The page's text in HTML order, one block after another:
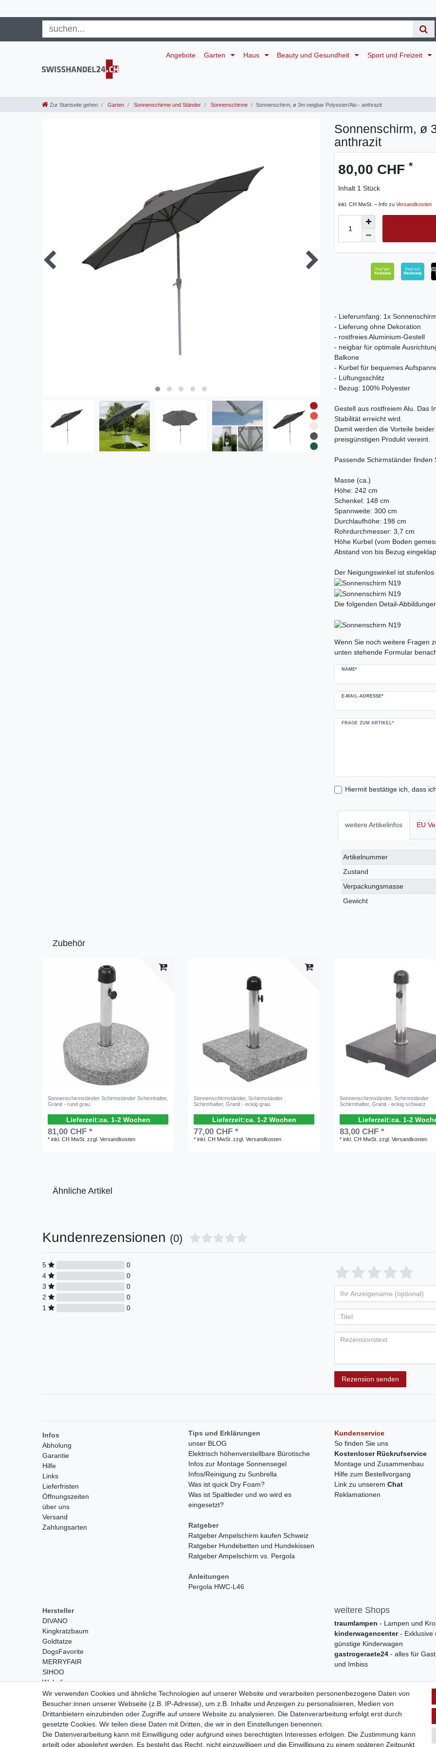
Angebote Garten Haus Beauty und Gesundheit Sport und Freizeit
Zur Startseite gehen Garten Sonnenschirme und Ständer Sonnenschirme Sonnenschirm, ø 3m neigbar Polyester/Alu - anthrazit
Sonnenschirm, ø
anthrazit
80,00 CHF *
Inhalt 1 Stück
inkl. CH MwSt. – Info zu Versandkosten
- Lieferumfang: 1x
- Lieferung ohne Dekoration
- rostfreies Aluminium-Gestell
- neigbar für optimale
Balkone
- Kurbel für bequemes
- Lüftungsschlitz
- Bezug: 100% Polyester
Gestell aus rostfreiem Alu. Das
Stabilität erreicht wird.
Damit werden die Vorteile
preisgünstigen Produkt vereint.
Passende Schirmständer
Masse (ca.)
Höhe: 242 cm
Schenkel: 148 cm
Spannweite: 300 cm
Durchlaufhöhe: 198 cm
Rohrdurchmesser: 3,7 cm
Höhe Kurbel (vom Boden
Abstand von bis Bezug
Der Neigungswinkel ist
Die folgenden Detail-
Wenn Sie noch weitere Fragen
unten stehende Formular
NAME*
E-MAIL-ADRESSE*
FRAGE ZUM ARTIKEL*
Hiermit bestätige ich, dass
weitere Artikelinfos EU
Technisches
Merkmal
Wert
Artikelnummer
Zustand
Verpackungsmasse
Gewicht
Zubehör
Sonnenschirmständer Schirmständer Schirmhalter,
Granit - rund grau
ca. 1-2 Wochen
81,00 CHF *
*inkl. CH MwSt. zzgl.Versandkosten
Sonnenschirmständer, Schirmständer
Schirmhalter, Granit - eckig grau
ca. 1-2 Wochen
77,00 CHF *
*inkl. CH MwSt. zzgl.Versandkosten
Sonnenschirmständer, Schirmständer
Schirmhalter, Granit - eckig schwarz
ca. 1-2
83,00 CHF *
*inkl. CH MwSt. zzgl.Versandkosten
Ähnliche Artikel
Kundenrezensionen (0)
5
0
4
0
3
0
2
0
1
0
Bewertungssterne
von
5
4
von
5
3
von
5
2
von
5
1
von
5
Anzeigename
(optional)
Rezension senden
Infos
Abholung
Garantie
Hilfe
Links
Lieferfristen
Öffnungszeiten
über uns
Versand
Zahlungsarten
Tips und Erklärungen
unser BLOG
Elektrisch höhenverstellbare Bürotische
Infos zur Montage Sonnensegel
Infos/Reinigung zu Sunbrella
Was ist quick Dry Foam?
Was ist Spaltleder und wo wird es
eingesetzt?
Ratgeber
Ratgeber Ampelschirm kaufen Schweiz
Ratgeber Hundebetten und Hundekissen
Ratgeber Ampelschirm vs. Pergola
Anleitungen
Pergola HWC-L46
Kundenservice
So finden Sie uns
Kostenloser Rückrufservice
Montage und Zusammenbau
Hilfe zum Bestellvorgang
Link zu unserem Chat
Reklamationen
Hersteller
DIVANO
Kingkratzbaum
Goldtatze
DogsFavorite
MERRYFAIR
SIHOO
Wohnling
weitere Shops
traumlampen - Lampen und
kinderwagencenter- Exklusive
günstige Kinderwagen
gastrogeraete24 - alles für
und Imbiss
Wir verwenden Cookies und ähnliche Technologien auf unserer Website und verarbeiten personenbezogene Daten von
Besucher:innen unserer Webseite (z.B. IP-Adresse), um z.B. Inhalte und Anzeigen zu personalisieren, Medien von
Drittanbietern einzubinden oder Zugriffe auf unsere Website zu analysieren. Die Datenverarbeitung erfolgt erst durch
gesetzte Cookies. Wir teilen diese Daten mit Dritten, die wir in den Einstellungen benennen.
Die Datenverarbeitung kann mit Einwilligung oder aufgrund eines berechtigten Interesses erfolgen. Die Zustimmung kann
erteilt oder abgelehnt werden. Es besteht das Recht, nicht einzuwilligen und die Einwilligung zu einem späteren Zeitpunkt